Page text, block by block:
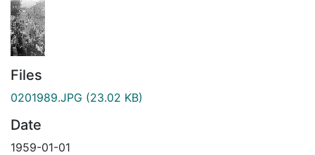
Files
0201989.JPG (23.02 KB)
Date
1959-01-01